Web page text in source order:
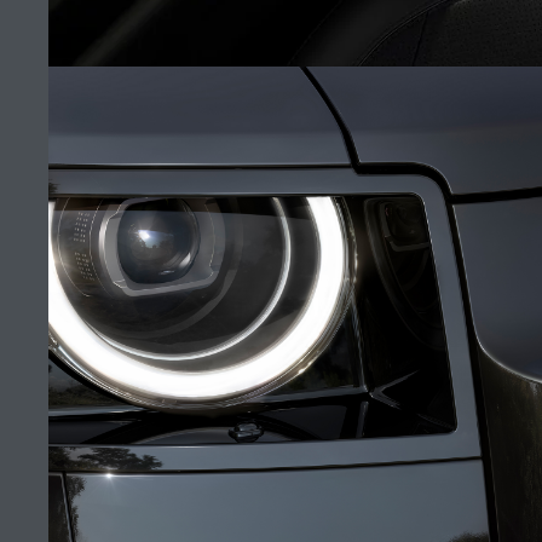
INTERIOR
(5)
USO Y TRATAMIENTO DE DATOS E INFORMACIÓN PERSONAL
INCHCAPE COLOMBIA S.A.S., Carrera 70 No 99 A – 00 o Calle 99 No.
69C-41, Bogotá. TEL: (57-1) 4238300), CORREO ELECTRÓNICO:
DIDACOL@DIDACOL.COM
Finalidades de la autorizacion para el tratamiento y uso de datos personales
- PDF
A partir del 30 de septiembre de 2019, Spotify ya no se incluirá en las
InControl Apps. Como medio preferido por los clientes, estará disponible a
través del Smartphone Pack.
El consumo de combustible real de un vehículo podría ser diferente del
obtenido en dichas pruebas y estas cifras son para fines comparativos
únicamente.